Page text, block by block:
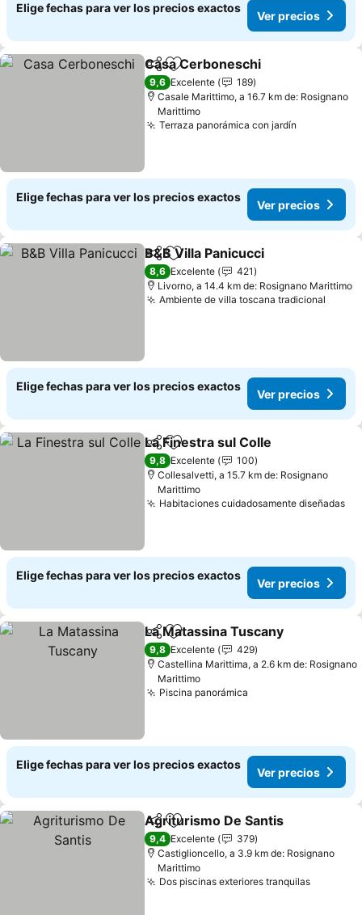
Elige fechas para ver los precios exactos
Ver precios
CompartirAgregar a favoritos
Casa Cerboneschi
9,6 Excelente
189
Casale Marittimo, a 16.7 km de: Rosignano
Marittimo
Terraza panorámica con jardín
Elige fechas para ver los precios exactos
Ver precios
CompartirAgregar a favoritos
B&B Villa Panicucci
8,6 Excelente
421
Livorno, a 14.4 km de: Rosignano Marittimo
Ambiente de villa toscana tradicional
Elige fechas para ver los precios exactos
Ver precios
CompartirAgregar a favoritos
La Finestra sul Colle
9,8 Excelente
100
Collesalvetti, a 15.7 km de: Rosignano
Marittimo
Habitaciones cuidadosamente diseñadas
Elige fechas para ver los precios exactos
Ver precios
CompartirAgregar a favoritos
La Matassina Tuscany
9,8 Excelente
429
Castellina Marittima, a 2.6 km de: Rosignano
Marittimo
Piscina panorámica
Elige fechas para ver los precios exactos
Ver precios
CompartirAgregar a favoritos
Agriturismo De Santis
9,4 Excelente
379
Castiglioncello, a 3.9 km de: Rosignano
Marittimo
Dos piscinas exteriores tranquilas